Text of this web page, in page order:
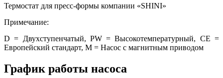
Термостат для пресс-формы компании «SHINI»
Примечание:
D = Двухступенчатый, PW = Высокотемпературный, СЕ =
Европейский стандарт, М = Насос с магнитным приводом
График работы насоса